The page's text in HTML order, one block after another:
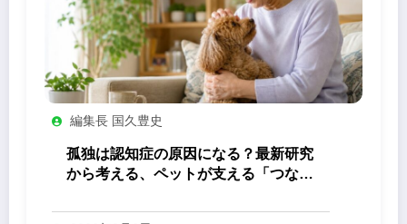
編集長 国久豊史
孤独は認知症の原因になる？最新研究
から考える、ペットが支える「つなが